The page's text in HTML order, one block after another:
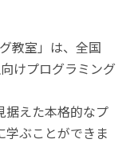
教室」は、全国
けプログラミング
据えた本格的なプ
学ぶことができま